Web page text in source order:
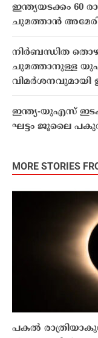
ഇന്ത്യയടക്കം 60
ചുമത്താൻ
നിർബന്ധിത
ചുമത്താനുള്ള
വിമർശനവുമായി
ഇന്ത്യ-യുഎസ്
ഘട്ടം ജൂലൈ
MORE STORIES
പകൽ